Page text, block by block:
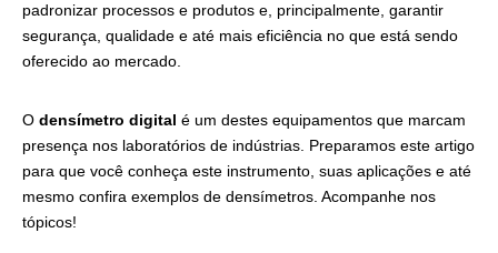
padronizar processos e produtos e, principalmente, garantir
segurança, qualidade e até mais eficiência no que está sendo
oferecido ao mercado.
O densímetro digital é um destes equipamentos que marcam
presença nos laboratórios de indústrias. Preparamos este artigo
para que você conheça este instrumento, suas aplicações e até
mesmo confira exemplos de densímetros. Acompanhe nos
tópicos!